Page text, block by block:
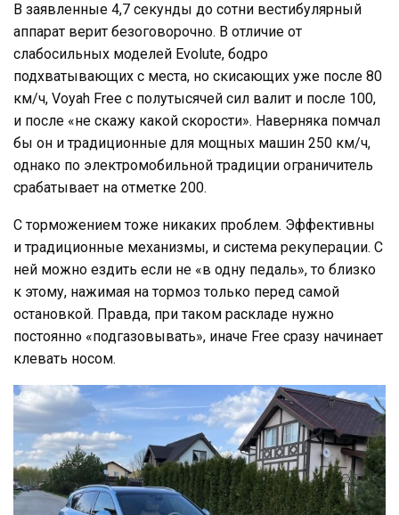
В заявленные 4,7 секунды до сотни вестибулярный
аппарат верит безоговорочно. В отличие от
слабосильных моделей Evolute, бодро
подхватывающих с места, но скисающих уже после 80
км/ч, Voyah Free с полутысячей сил валит и после 100,
и после «не скажу какой скорости». Наверняка помчал
бы он и традиционные для мощных машин 250 км/ч,
однако по электромобильной традиции ограничитель
срабатывает на отметке 200.
С торможением тоже никаких проблем. Эффективны
и традиционные механизмы, и система рекуперации. С
ней можно ездить если не «в одну педаль», то близко
к этому, нажимая на тормоз только перед самой
остановкой. Правда, при таком раскладе нужно
постоянно «подгазовывать», иначе Free сразу начинает
клевать носом.